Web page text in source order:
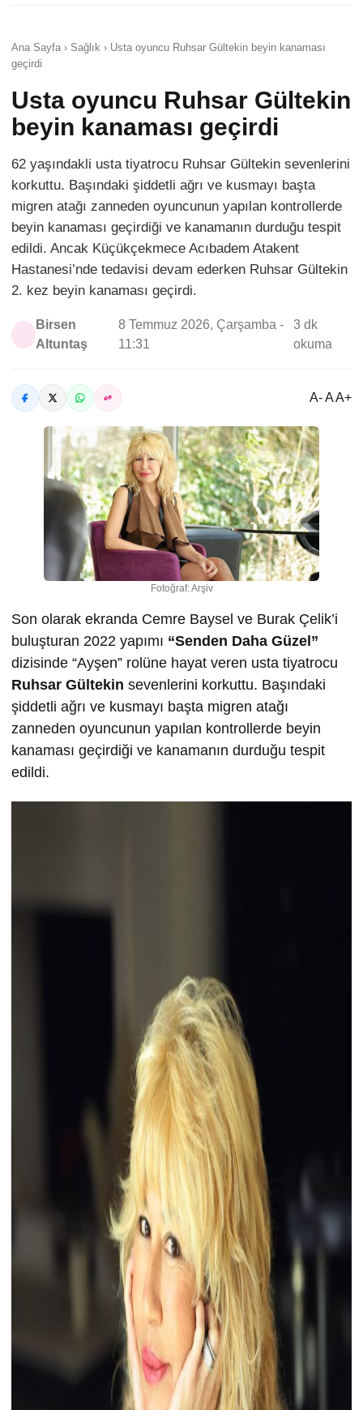
Ana Sayfa › Sağlık › Usta oyuncu Ruhsar Gültekin beyin kanaması
geçirdi
Usta oyuncu Ruhsar Gültekin
beyin kanaması geçirdi
62 yaşındakli usta tiyatrocu Ruhsar Gültekin sevenlerini
korkuttu. Başındaki şiddetli ağrı ve kusmayı başta
migren atağı zanneden oyuncunun yapılan kontrollerde
beyin kanaması geçirdiği ve kanamanın durduğu tespit
edildi. Ancak Küçükçekmece Acıbadem Atakent
Hastanesi’nde tedavisi devam ederken Ruhsar Gültekin
2. kez beyin kanaması geçirdi.
Birsen
Altuntaş
8 Temmuz 2026, Çarşamba -
11:31
3 dk
okuma
A- A A+
Fotoğraf: Arşiv
Son olarak ekranda Cemre Baysel ve Burak Çelik’i
buluşturan 2022 yapımı “Senden Daha Güzel”
dizisinde “Ayşen” rolüne hayat veren usta tiyatrocu
Ruhsar Gültekin sevenlerini korkuttu. Başındaki
şiddetli ağrı ve kusmayı başta migren atağı
zanneden oyuncunun yapılan kontrollerde beyin
kanaması geçirdiği ve kanamanın durduğu tespit
edildi.